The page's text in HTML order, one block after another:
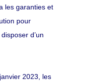
les garanties et
pour
d’un
2023, les